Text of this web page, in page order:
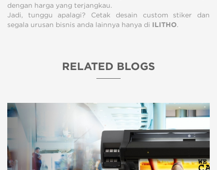
dengan harga yang terjangkau.
Jadi, tunggu apalagi? Cetak desain custom stiker dan
segala urusan bisnis anda lainnya hanya di ILITHO.
RELATED BLOGS